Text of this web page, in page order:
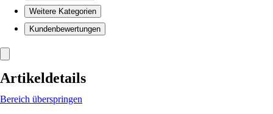
Weitere Kategorien
Kundenbewertungen
Artikeldetails
Bereich überspringen